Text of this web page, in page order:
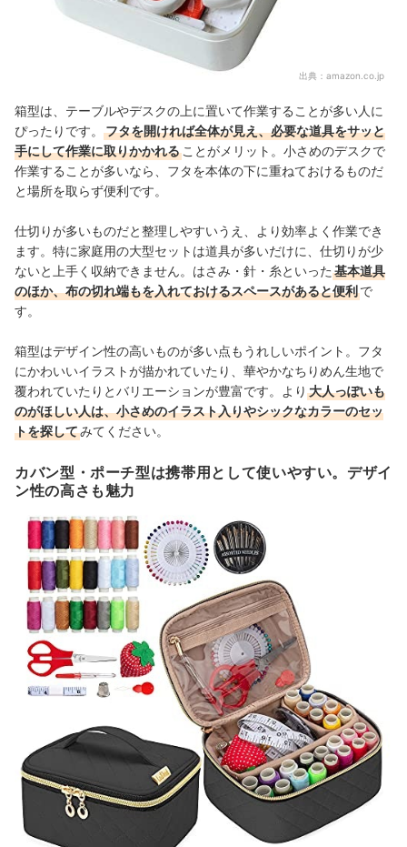
出典： amazon.co.jp
箱型は、テーブルやデスクの上に置いて作業することが多い人に
ぴったりです。
フタを開ければ全体が見え、必要な道具をサッと
手にして作業に取りかかれる ことがメリット。小さめのデスクで
作業することが多いなら、フタを本体の下に重ねておけるものだ
と場所を取らず便利です。
仕切りが多いものだと整理しやすいうえ、より効率よく作業でき
ます。特に家庭用の大型セットは道具が多いだけに、仕切りが少
ないと上手く収納できません。はさみ・針・糸といった 基本道具
のほか、布の切れ端もを入れておけるスペースがあると便利で
す。
箱型はデザイン性の高いものが多い点もうれしいポイント。フタ
にかわいいイラストが描かれていたり、華やかなちりめん生地で
覆われていたりとバリエーションが豊富です。より 大人っぽいも
のがほしい人は、小さめのイラスト入りやシックなカラーのセッ
トを探してみてください。
カバン型・ポーチ型は携帯用として使いやすい。デザイ
ン性の高さも魅力